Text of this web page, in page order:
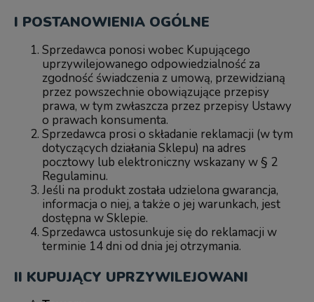
I POSTANOWIENIA OGÓLNE
Sprzedawca ponosi wobec Kupującego
uprzywilejowanego odpowiedzialność za
zgodność świadczenia z umową, przewidzianą
przez powszechnie obowiązujące przepisy
prawa, w tym zwłaszcza przez przepisy Ustawy
o prawach konsumenta.
Sprzedawca prosi o składanie reklamacji (w tym
dotyczących działania Sklepu) na adres
pocztowy lub elektroniczny wskazany w § 2
Regulaminu.
Jeśli na produkt została udzielona gwarancja,
informacja o niej, a także o jej warunkach, jest
dostępna w Sklepie.
Sprzedawca ustosunkuje się do reklamacji w
terminie 14 dni od dnia jej otrzymania.
II KUPUJĄCY UPRZYWILEJOWANI